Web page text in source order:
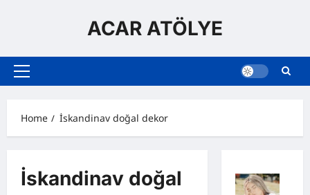
ACAR ATÖLYE
Primary
Home
İskandinav doğal dekor
İskandinav doğal